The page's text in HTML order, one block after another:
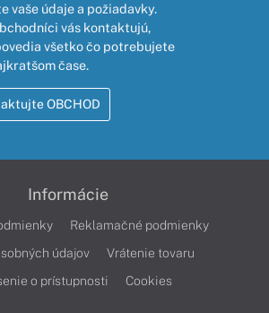
vaše údaje a požiadavky.
vás kontaktujú,
všetko čo potrebujete
čase.
OBCHOD
Informácie
Reklamačné podmienky
údajov
Vrátenie tovaru
o prístupnosti
Cookies